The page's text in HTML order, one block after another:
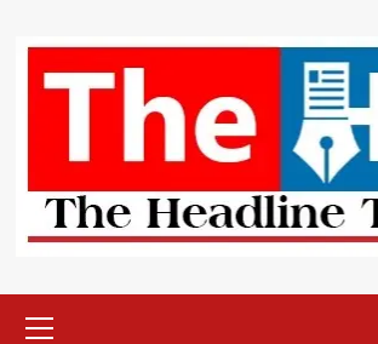
content
Menu